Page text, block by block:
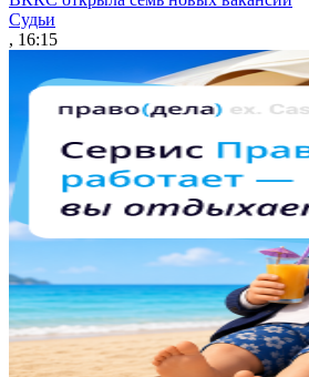
Судьи
, 16:15